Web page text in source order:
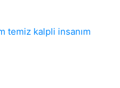
temiz kalpli insanım